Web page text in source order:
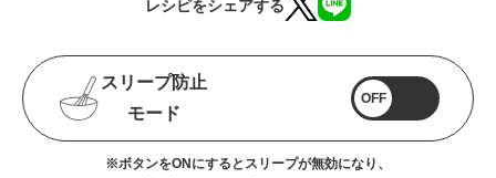
レシピをシェアする
スリープ防止
モード
OFF
※ボタンをONにするとスリープが無効になり、